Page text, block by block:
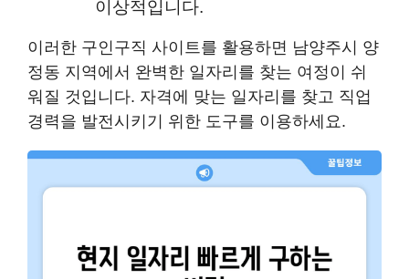
이상적입니다.
이러한 구인구직 사이트를 활용하면 남양주시 양
정동 지역에서 완벽한 일자리를 찾는 여정이 쉬
워질 것입니다. 자격에 맞는 일자리를 찾고 직업
경력을 발전시키기 위한 도구를 이용하세요.